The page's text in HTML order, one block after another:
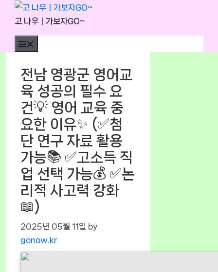
Skip
content
고 나우ㅣ가보자GO~
전남 영광군 영어교
육 성공의 필수 요
건💡 영어 교육 중
요한 이유✨ (✅첨
단 연구 자료 활용
가능📚 ✅고소득 직
업 선택 가능💰 ✅논
리적 사고력 강화
📖)
2025년 05월 11일 by
gonow.kr